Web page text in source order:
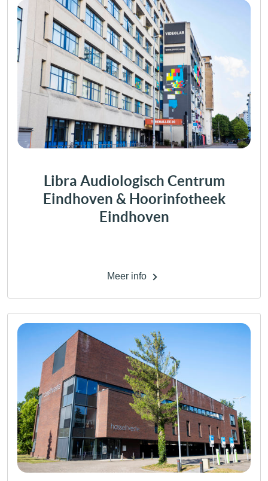
Libra Audiologisch Centrum
Eindhoven & Hoorinfotheek
Eindhoven
Meer info